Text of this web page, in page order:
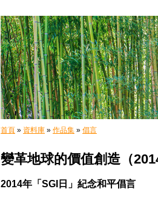
首頁 » 資料庫 » 作品集 » 倡言
變革地球的價值創造（
2014年「SGI日」紀念和平倡言